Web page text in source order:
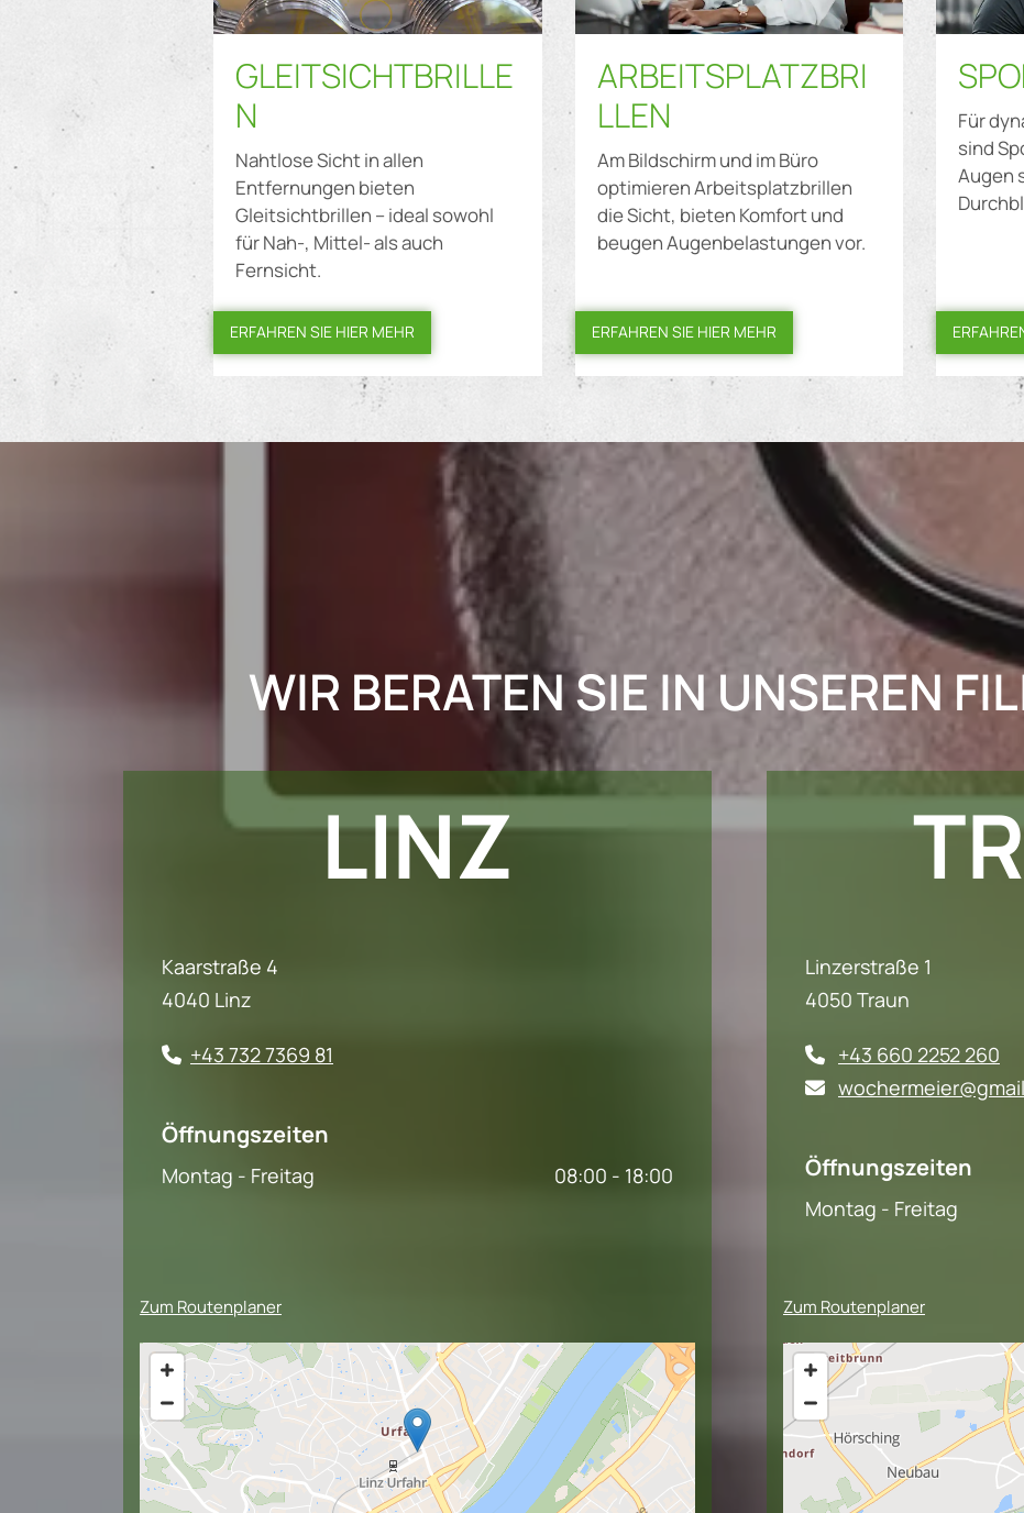
GLEITSICHTBRILLE
N
Nahtlose Sicht in allen
Entfernungen bieten
Gleitsichtbrillen – ideal sowohl
für Nah-, Mittel- als auch
Fernsicht.
ERFAHREN SIE HIER MEHR
ARBEITSPLATZBRI
LLEN
Am Bildschirm und im Büro
optimieren Arbeitsplatzbrillen
die Sicht, bieten Komfort und
beugen Augenbelastungen vor.
ERFAHREN SIE HIER MEHR
Für
sind
Augen
WIR BERATEN SIE IN UNSEREN
LINZ
Kaarstraße 4
4040 Linz
 +43 732 7369 81
Öffnungszeiten
Montag - Freitag 08:00 - 18:00
Zum Routenplaner
Linzerstraße 1
4050 Traun
 +43 660 2252 260

Öffnungszeiten
Montag - Freitag
Zum Routenplaner